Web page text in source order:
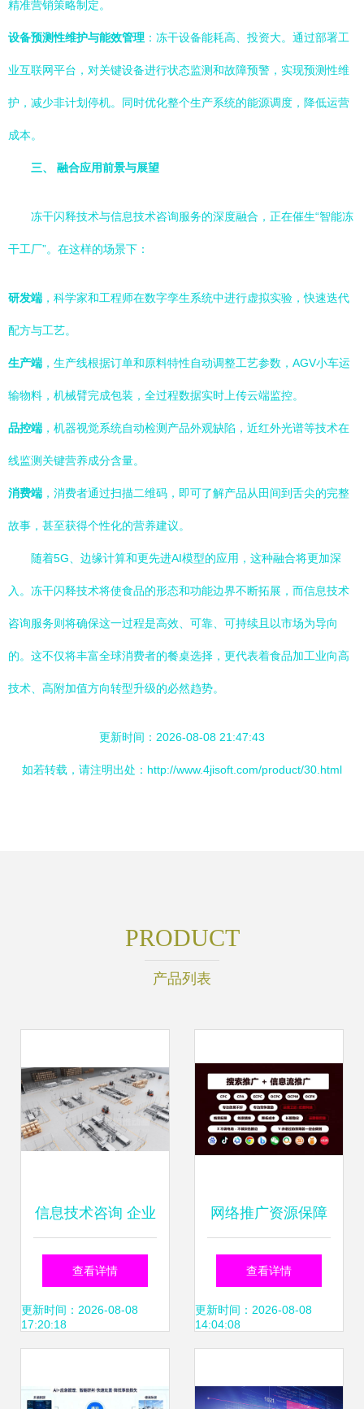
精准营销策略制定。
设备预测性维护与能效管理 ：冻干设备能耗高、投资大。通过部署工
业互联网平台，对关键设备进行状态监测和故障预警，实现预测性维
护，减少非计划停机。同时优化整个生产系统的能源调度，降低运营
成本。
三、 融合应用前景与展望
冻干闪释技术与信息技术咨询服务的深度融合，正在催生“智能冻
干工厂”。在这样的场景下：
研发端 ，科学家和工程师在数字孪生系统中进行虚拟实验，快速迭代
配方与工艺。
生产端 ，生产线根据订单和原料特性自动调整工艺参数，AGV小车运
输物料，机械臂完成包装，全过程数据实时上传云端监控。
品控端 ，机器视觉系统自动检测产品外观缺陷，近红外光谱等技术在
线监测关键营养成分含量。
消费端 ，消费者通过扫描二维码，即可了解产品从田间到舌尖的完整
故事，甚至获得个性化的营养建议。
随着5G、边缘计算和更先进AI模型的应用，这种融合将更加深
入。冻干闪释技术将使食品的形态和功能边界不断拓展，而信息技术
咨询服务则将确保这一过程是高效、可靠、可持续且以市场为导向
的。这不仅将丰富全球消费者的餐桌选择，更代表着食品加工业向高
技术、高附加值方向转型升级的必然趋势。
更新时间：2026-08-08 21:47:43
如若转载，请注明出处：http://www.4jisoft.com/product/30.html
PRODUCT
产品列表
信息技术咨询 企业
数字化升级的隐形
引擎
查看详情
更新时间：2026-08-08
17:20:18
网络推广资源保障
最新版_网络推广
资源保障情况
查看详情
更新时间：2026-08-08
14:04:08